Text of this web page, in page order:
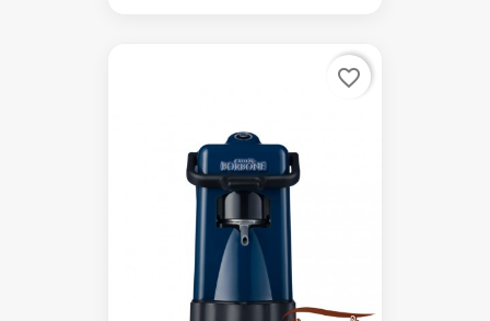
favorite_border